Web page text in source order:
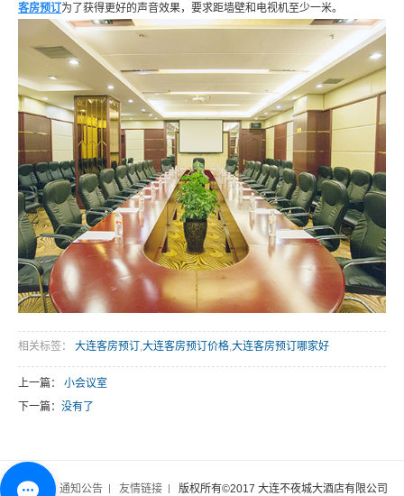
客房预订为了获得更好的声音效果，要求距墙壁和电视机至少一米。
相关标签： 大连客房预订 ,大连客房预订价格,大连客房预订哪家好
上一篇： 小会议室
下一篇： 没有了
关于我们 通知公告 友情链接 版权所有©2017 大连不夜城大酒店有限公司